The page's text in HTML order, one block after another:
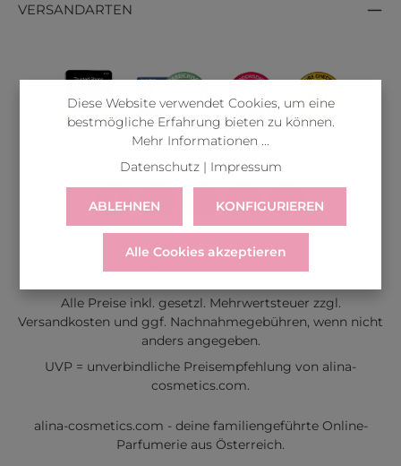
VERSANDARTEN
LIEFERUNGWIDERRUFSERVICE & HILFE
VERTRAG WIDERRUFEN
Alle Preise inkl. gesetzl. Mehrwertsteuer zzgl.
Versandkosten und ggf. Nachnahmegebühren, wenn nicht
anders angegeben.
UVP = unverbindliche Preisempfehlung von alina-
cosmetics.com.
alina-cosmetics.com - deine familiengeführte Online-
Parfumerie aus Österreich.
Diese Website verwendet Cookies, um eine
bestmögliche Erfahrung bieten zu können.
Mehr Informationen ...
Datenschutz| Impressum
ABLEHNEN KONFIGURIEREN
Alle Cookies akzeptieren